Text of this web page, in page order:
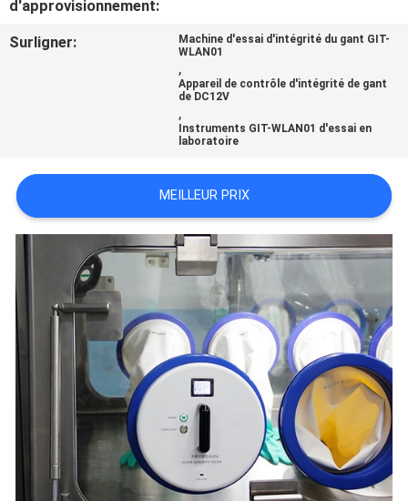
NOUS
PLAN
DU
SITE
PRIVACY
POLICY
d'approvisionnement:
Surligner:
Machine d'essai d'intégrité du gant GIT-
WLAN01
,
Appareil de contrôle d'intégrité de gant
de DC12V
,
Instruments GIT-WLAN01 d'essai en
laboratoire
MEILLEUR PRIX